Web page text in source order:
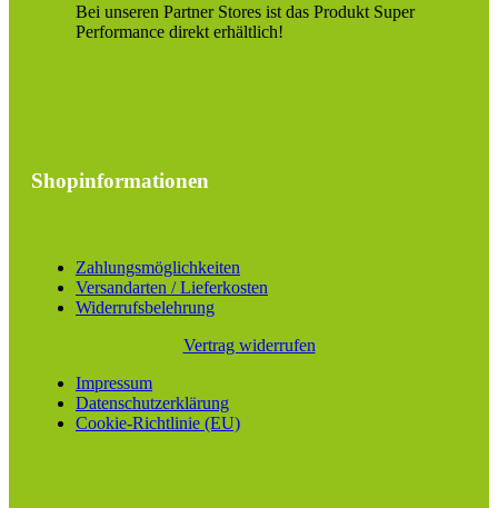
Bei unseren Partner Stores ist das Produkt Super
Performance direkt erhältlich!
Shopinformationen
Zahlungsmöglichkeiten
Versandarten / Lieferkosten
Widerrufsbelehrung
Vertrag widerrufen
Impressum
Datenschutzerklärung
Cookie-Richtlinie (EU)